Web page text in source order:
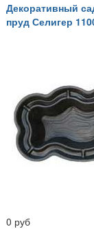
Декоративный
пруд Селигер
0 руб